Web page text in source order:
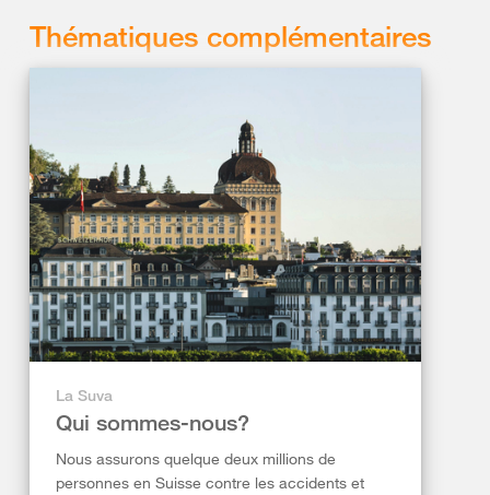
Thématiques complémentaires
La Suva
Qui sommes-nous?
Nous assurons quelque deux millions de
personnes en Suisse contre les accidents et